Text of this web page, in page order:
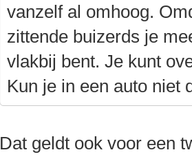
vanzelf al omhoog.
zittende buizerds je
vlakbij bent. Je kunt
Kun je in een auto niet
Dat geldt ook voor een